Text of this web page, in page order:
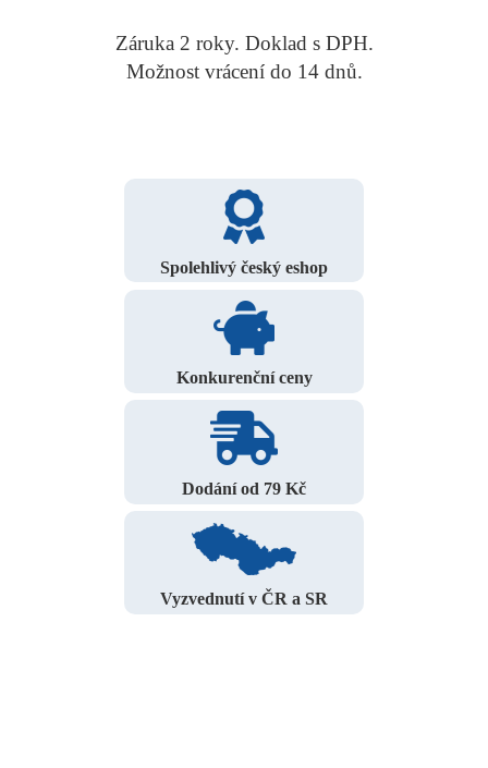
Záruka 2 roky. Doklad s DPH.
Možnost vrácení do 14 dnů.
Spolehlivý český eshop
Konkurenční ceny
Dodání od 79 Kč
Vyzvednutí v ČR a SR